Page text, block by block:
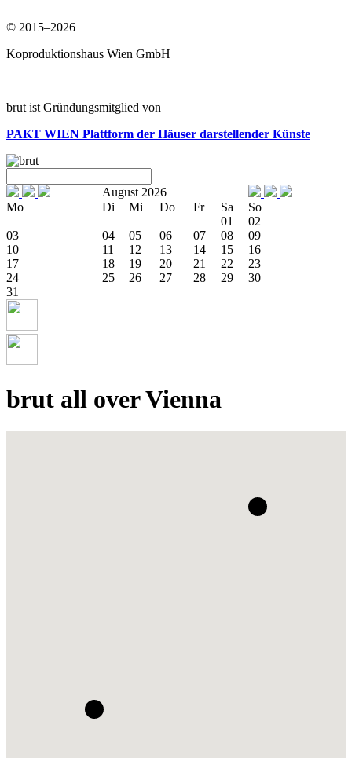
© 2015–2026
Koproduktionshaus Wien GmbH
brut ist Gründungsmitglied von
PAKT WIEN Plattform der Häuser darstellender Künste
August 2026
Mo
Di Mi Do Fr Sa
So
01
02
03
04 05 06 07 08
09
10
11 12 13 14 15
16
17
18 19 20 21 22
23
24
25 26 27 28 29
30
31
brut all over Vienna